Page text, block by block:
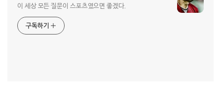
이 세상 모든 질문이 스포츠였으면 좋겠다.
구독하기